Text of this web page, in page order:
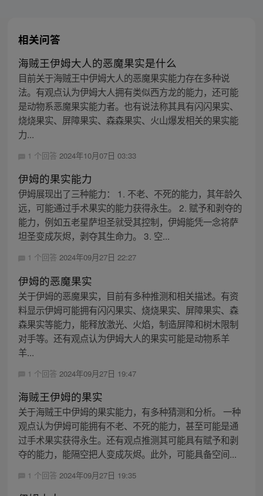
相关问答
海贼王伊姆大人的恶魔果实是什么
目前关于海贼王中伊姆大人的恶魔果实能力存在多种说
法。有观点认为伊姆大人拥有类似西方龙的能力，还可能
是动物系恶魔果实能力者。也有说法称其具有闪闪果实、
烧烧果实、屏障果实、森森果实、火山爆发相关的果实能
力...
1 个回答 2024年10月07日 03:33
伊姆的果实能力
伊姆展现出了三种能力： 1. 不老、不死的能力，其年龄久
远，可能通过手术果实的能力获得永生。 2. 赋予和剥夺的
能力，例如五老星萨坦圣就受其控制，伊姆能凭一念将萨
坦圣变成灰烬，剥夺其生命力。 3. 空...
1 个回答 2024年09月27日 22:27
伊姆的恶魔果实
关于伊姆的恶魔果实，目前有多种推测和相关描述。有资
料显示伊姆可能拥有闪闪果实、烧烧果实、屏障果实、森
森果实等能力，能释放激光、火焰，制造屏障和树木限制
对手等。还有观点认为伊姆大人的果实可能是动物系羊
羊...
1 个回答 2024年09月27日 19:47
海贼王伊姆的果实
关于海贼王中伊姆的果实能力，有多种猜测和分析。 一种
观点认为伊姆可能拥有不老、不死的能力，甚至可能是通
过手术果实获得永生。还有观点推测其可能具有赋予和剥
夺的能力，能隔空把人变成灰烬。此外，可能具备空间...
1 个回答 2024年09月27日 19:35